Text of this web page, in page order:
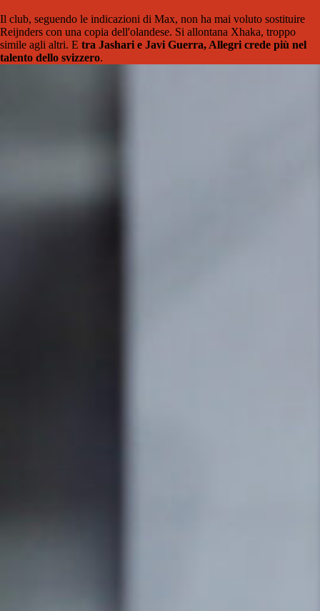
Il club, seguendo le indicazioni di Max, non ha mai voluto sostituire
Reijnders con una copia dell'olandese. Si allontana Xhaka, troppo
simile agli altri. E tra Jashari e Javi Guerra, Allegri crede più nel
talento dello svizzero.